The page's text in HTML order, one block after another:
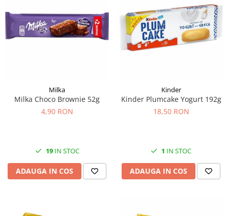
Milka
Milka Choco Brownie 52g
4,90 RON
19IN STOC
ADAUGA IN COS
Kinder
Kinder Plumcake Yogurt 192g
18,50 RON
1 IN STOC
ADAUGA IN COS